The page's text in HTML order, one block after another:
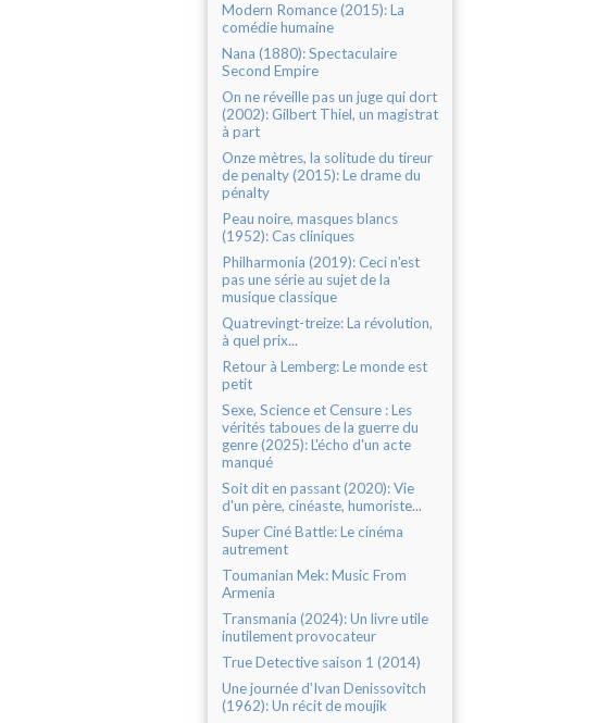
Modern Romance (2015): La
comédie humaine
Nana (1880): Spectaculaire
Second Empire
On ne réveille pas un juge qui dort
(2002): Gilbert Thiel, un magistrat
à part
Onze mètres, la solitude du tireur
de penalty (2015): Le drame du
pénalty
Peau noire, masques blancs
(1952): Cas cliniques
Philharmonia (2019): Ceci n'est
pas une série au sujet de la
musique classique
Quatrevingt-treize: La révolution,
à quel prix...
Retour à Lemberg: Le monde est
petit
Sexe, Science et Censure : Les
vérités taboues de la guerre du
genre (2025): L'écho d'un acte
manqué
Soit dit en passant (2020): Vie
d'un père, cinéaste, humoriste...
Super Ciné Battle: Le cinéma
autrement
Toumanian Mek: Music From
Armenia
Transmania (2024): Un livre utile
inutilement provocateur
True Detective saison 1 (2014)
Une journée d'Ivan Denissovitch
(1962): Un récit de moujik